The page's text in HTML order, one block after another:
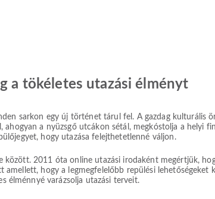
a tökéletes utazási élményt
sarkon egy új történet tárul fel. A gazdag kulturális
ahogyan a nyüzsgő utcákon sétál, megkóstolja a helyi
hogy utazása felejthetetlenné váljon.
között. 2011 óta online utazási irodaként megértjük,
hogy a legmegfelelőbb repülési lehetőségeket
élménnyé varázsolja utazási terveit.